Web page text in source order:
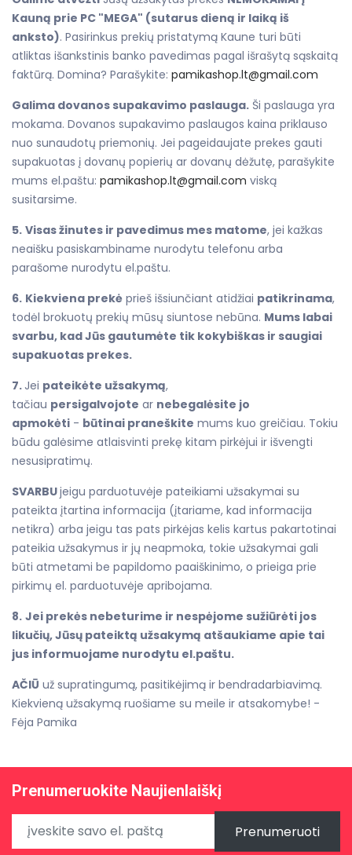
Kauną prie PC "MEGA" (sutarus dieną ir laiką iš
anksto). Pasirinkus prekių pristatymą Kaune turi būti
atliktas išankstinis banko pavedimas pagal išrašytą sąskaitą
faktūrą. Domina? Parašykite: pamikashop.lt@gmail.com
Galima dovanos supakavimo paslauga. Ši paslauga yra
mokama. Dovanos supakavimo paslaugos kaina priklauso
nuo sunaudotų priemonių. Jei pageidaujate prekes gauti
supakuotas į dovanų popierių ar dovanų dėžutę, parašykite
mums el.paštu: pamikashop.lt@gmail.com viską
susitarsime.
5. Visas žinutes ir pavedimus mes matome, jei kažkas
neaišku pasiskambiname nurodytu telefonu arba
parašome nurodytu el.paštu.
6. Kiekviena prekė prieš išsiunčiant atidžiai patikrinama,
todėl brokuotų prekių mūsų siuntose nebūna. Mums labai
svarbu, kad Jūs gautumėte tik kokybiškas ir saugiai
supakuotas prekes.
7. Jei pateikėte užsakymą,
tačiau persigalvojote ar nebegalėsite jo
apmokėti - būtinai praneškite mums kuo greičiau. Tokiu
būdu galėsime atlaisvinti prekę kitam pirkėjui ir išvengti
nesusipratimų.
SVARBUjeigu parduotuvėje pateikiami užsakymai su
pateikta įtartina informacija (įtariame, kad informacija
netikra) arba jeigu tas pats pirkėjas kelis kartus pakartotinai
pateikia užsakymus ir jų neapmoka, tokie užsakymai gali
būti atmetami be papildomo paaiškinimo, o prieiga prie
pirkimų el. parduotuvėje apribojama.
8. Jei prekės nebeturime ir nespėjome sužiūrėti jos
likučių, Jūsų pateiktą užsakymą atšaukiame apie tai
jus informuojame nurodytu el.paštu.
AČIŪ už supratingumą, pasitikėjimą ir bendradarbiavimą.
Kiekvieną užsakymą ruošiame su meile ir atsakomybe! -
Fėja Pamika
Prenumeruokite Naujienlaiškį
Prenumeruoti